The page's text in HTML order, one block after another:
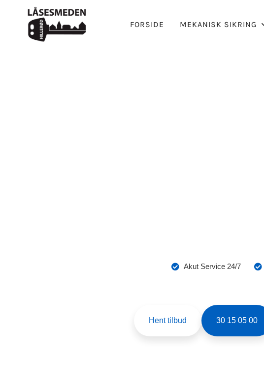
FORSIDE MEKANISK SIKRING
Akut Service 24/7
Hent tilbud 30 15 05 00